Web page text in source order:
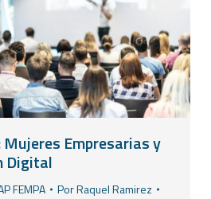
Empresarias y
Digital
FEMPA PorRaquel Ramirez